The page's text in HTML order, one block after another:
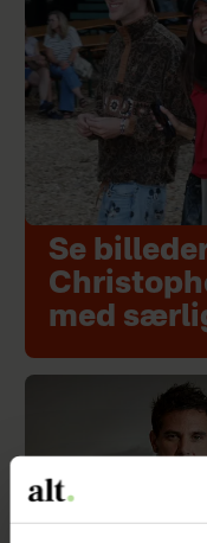
Se
med